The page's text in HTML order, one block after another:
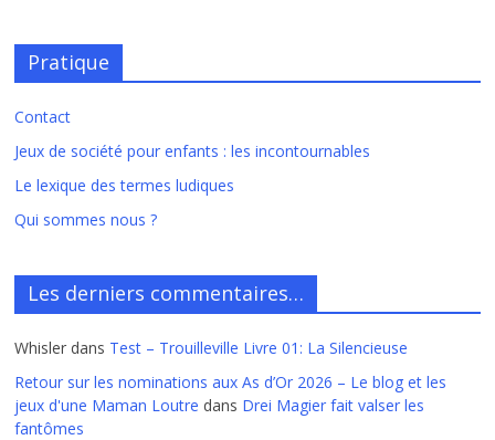
Pratique
Contact
Jeux de société pour enfants : les incontournables
Le lexique des termes ludiques
Qui sommes nous ?
Les derniers commentaires…
Whisler dans Test – Trouilleville Livre 01: La Silencieuse
Retour sur les nominations aux As d’Or 2026 – Le blog et les
jeux d'une Maman Loutre dans Drei Magier fait valser les
fantômes